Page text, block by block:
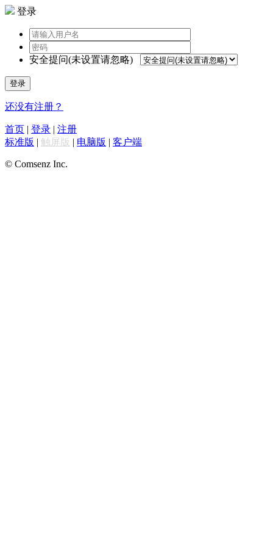
登录
安全提问(未设置请忽略)
登录
还没有注册？
首页 | 登录 | 注册
标准版 | 触屏版 | 电脑版 | 客户端
© Comsenz Inc.